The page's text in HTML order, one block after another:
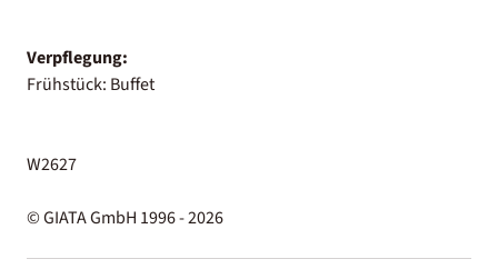
Verpflegung:
Frühstück: Buffet
W2627
© GIATA GmbH 1996 - 2026